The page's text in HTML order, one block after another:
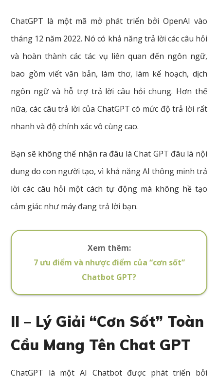
ChatGPT là một mã mở phát triển bởi OpenAI vào
tháng 12 năm 2022. Nó có khả năng trả lời các câu hỏi
và hoàn thành các tác vụ liên quan đến ngôn ngữ,
bao gồm viết văn bản, làm thơ, làm kế hoạch, dịch
ngôn ngữ và hỗ trợ trả lời câu hỏi chung. Hơn thế
nữa, các câu trả lời của ChatGPT có mức độ trả lời rất
nhanh và độ chính xác vô cùng cao.
Bạn sẽ không thể nhận ra đâu là Chat GPT đâu là nội
dung do con người tạo, vì khả năng AI thông minh trả
lời các câu hỏi một cách tự động mà không hề tạo
cảm giác như máy đang trả lời bạn.
Xem thêm:
7 ưu điểm và nhược điểm của “cơn sốt”
Chatbot GPT?
II – Lý Giải “Cơn Sốt” Toàn
Cầu Mang Tên Chat GPT
ChatGPT là một AI Chatbot được phát triển bởi